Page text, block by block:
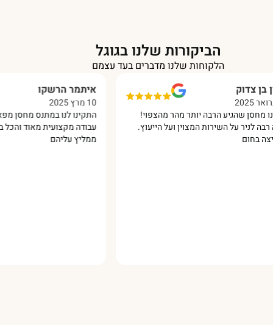
הביקורות שלנו בגוגל
הלקוחות שלנו מדברים בעד עצמם
שהגיע הרבה יותר מהר מהצפוי!
על השירות המצוין ועל הייעוץ.
איתמר הרשקו
התקינו לנו במתנס מחסן מפאנל
עבודה מקצועית מאוד והכל
ממליץ עליהם